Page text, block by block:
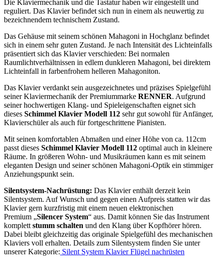
Die Klaviermechanik und die Tastatur haben wir eingestellt und
reguliert. Das Klavier befindet sich nun in einem als neuwertig zu
bezeichnendem technischem Zustand.
Das Gehäuse mit seinem schönen Mahagoni in Hochglanz befindet
sich in einem sehr guten Zustand. Je nach Intensität des Lichteinfalls
präsentiert sich das Klavier verschieden: Bei normalen
Raumlichtverhältnissen in edlem dunkleren Mahagoni, bei direktem
Lichteinfall in farbenfrohem helleren Mahagoniton.
Das Klavier verdankt sein ausgezeichnetes und präzises Spielgefühl
seiner Klaviermechanik der Premiummarke RENNER. Aufgrund
seiner hochwertigen Klang- und Spieleigenschaften eignet sich
dieses Schimmel Klavier Modell 112 sehr gut sowohl für Anfänger,
Klavierschüler als auch für fortgeschrittene Pianisten.
Mit seinen komfortablen Abmaßen und einer Höhe von ca. 112cm
passt dieses Schimmel Klavier Modell 112 optimal auch in kleinere
Räume. In größeren Wohn- und Musikräumen kann es mit seinem
eleganten Design und seiner schönen Mahagoni-Optik ein stimmiger
Anziehungspunkt sein.
Silentsystem-Nachrüstung: Das Klavier enthält derzeit kein
Silentsystem. Auf Wunsch und gegen einen Aufpreis statten wir das
Klavier gern kurzfristig mit einem neuen elektronischen
Premium „Silencer System“ aus. Damit können Sie das Instrument
komplett stumm schalten und den Klang über Kopfhörer hören.
Dabei bleibt gleichzeitig das originale Spielgefühl des mechanischen
Klaviers voll erhalten. Details zum Silentsystem finden Sie unter
unserer Kategorie: Silent System Klavier Flügel nachrüsten